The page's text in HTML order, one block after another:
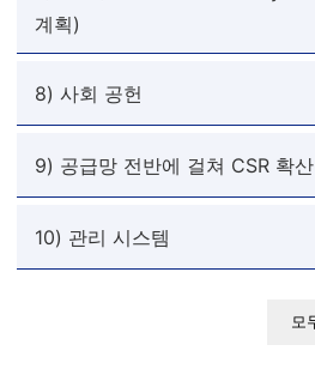
계획)
8) 사회 공헌
9) 공급망 전반에 걸쳐 CSR 확산
10) 관리 시스템
모